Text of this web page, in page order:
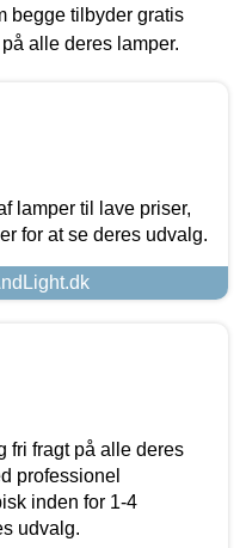
begge tilbyder gratis
alle deres lamper.
lamper til lave priser,
for at se deres udvalg.
fri fragt på alle deres
professionel
inden for 1-4
udvalg.